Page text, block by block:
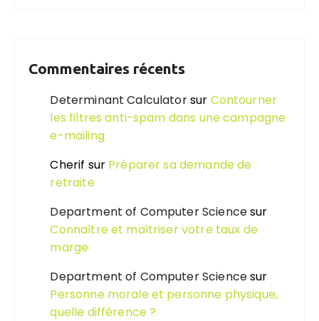
Commentaires récents
Determinant Calculatorsur Contourner
les filtres anti-spam dans une campagne
e-mailing
Cherif sur Préparer sa demande de
retraite
Department of Computer Sciencesur
Connaître et maîtriser votre taux de
marge
Department of Computer Sciencesur
Personne morale et personne physique,
quelle différence ?